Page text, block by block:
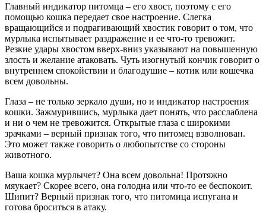
Главный индикатор питомца – его хвост, поэтому с его
помощью кошка передает свое настроение. Слегка
вращающийся и подрагивающий хвостик говорит о том, что
мурлыка испытывает раздражение и ее что-то тревожит.
Резкие удары хвостом вверх-вниз указывают на повышенную
злость и желание атаковать. Чуть изогнутый кончик говорит о
внутреннем спокойствии и благодушие – котик или кошечка
всем довольны.
Глаза – не только зеркало души, но и индикатор настроения
кошки. Зажмурившись, мурлыка дает понять, что расслаблена
и ни о чем не тревожится. Открытые глаза с широкими
зрачками – верный признак того, что питомец взволнован.
Это может также говорить о любопытстве со стороны
животного.
Ваша кошка мурлычет? Она всем довольна! Протяжно
мяукает? Скорее всего, она голодна или что-то ее беспокоит.
Шипит? Верный признак того, что питомица испугана и
готова броситься в атаку.